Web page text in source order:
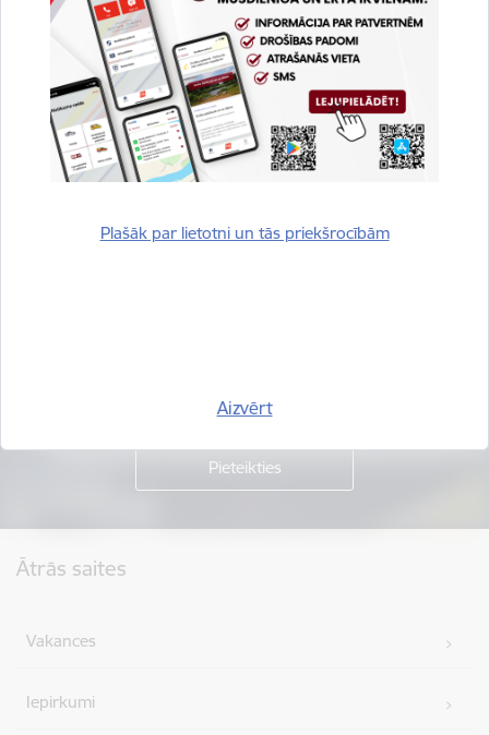
Plašāk par lietotni un tās priekšrocībām
Aizvērt
Vai šī informācija bija noderīga?
Sniegt atsauksmi
Ātrās saites
Vakances
Iepirkumi